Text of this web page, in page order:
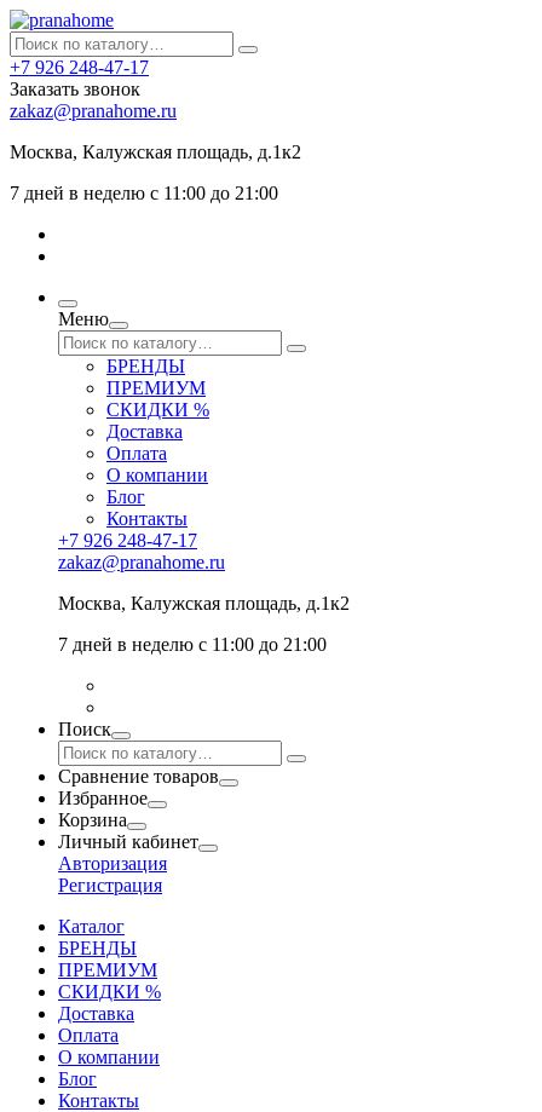
+7 926 248-47-17
Заказать звонок
zakaz@pranahome.ru
Москва, Калужская площадь, д.1к2
7 дней в неделю с 11:00 до 21:00
Меню
БРЕНДЫ
ПРЕМИУМ
СКИДКИ %
Доставка
Оплата
О компании
Блог
Контакты
+7 926 248-47-17
zakaz@pranahome.ru
Москва, Калужская площадь, д.1к2
7 дней в неделю с 11:00 до 21:00
Поиск
Сравнение товаров
Избранное
Корзина
Личный кабинет
Авторизация
Регистрация
Каталог
БРЕНДЫ
ПРЕМИУМ
СКИДКИ %
Доставка
Оплата
О компании
Блог
Контакты